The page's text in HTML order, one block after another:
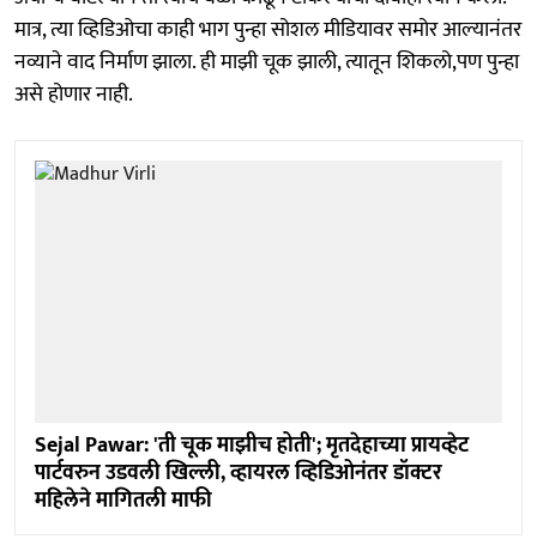
मात्र, त्या व्हिडिओचा काही भाग पुन्हा सोशल मीडियावर समोर आल्यानंतर
नव्याने वाद निर्माण झाला. ही माझी चूक झाली, त्यातून शिकलो,पण पुन्हा
असे होणार नाही.
Sejal Pawar: 'ती चूक माझीच होती'; मृतदेहाच्या प्रायव्हेट
पार्टवरुन उडवली खिल्ली, व्हायरल व्हिडिओनंतर डॉक्टर
महिलेने मागितली माफी